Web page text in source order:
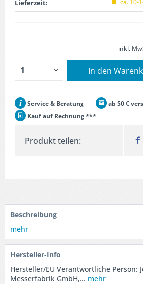
Lieferzeit:
ca. 10-
inkl.
In den
Service & Beratung
ab 50 €
Kauf auf Rechnung ***
Produkt teilen:
Beschreibung
mehr
Hersteller-Info
Hersteller/EU Verantwortliche Person:
Messerfabrik GmbH,... mehr